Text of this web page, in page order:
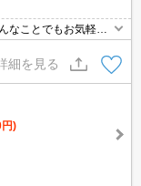
なことでもお気軽に
細を見る
円)